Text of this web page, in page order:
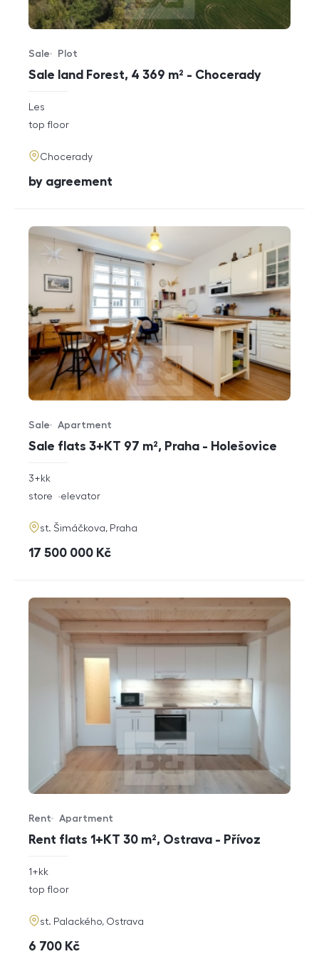
Sale land Forest, 4 369 m² - Chocerady
Offer type
Sale
Property type
Plot
rozměry
disposition
Les
funkce
top floor
adresa
Chocerady
cena
by agreement
Sale flats 3+KT 97 m², Praha - Holešovice
Offer type
Sale
Property type
Apartment
rozměry
disposition
3+kk
funkce
store elevator
adresa
st. Šimáčkova, Praha
cena
17 500 000 Kč
Rent flats 1+KT 30 m², Ostrava - Přívoz
Offer type
Rent
Property type
Apartment
rozměry
disposition
1+kk
funkce
top floor
adresa
st. Palackého, Ostrava
cena
6 700 Kč